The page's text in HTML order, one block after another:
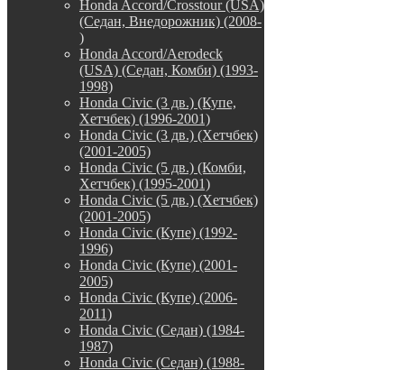
Honda Accord/Crosstour (USA)
(Седан, Внедорожник) (2008-
)
Honda Accord/Аerodeck
(USA) (Седан, Комби) (1993-
1998)
Honda Civic (3 дв.) (Купе,
Хетчбек) (1996-2001)
Honda Civic (3 дв.) (Хетчбек)
(2001-2005)
Honda Civic (5 дв.) (Комби,
Хетчбек) (1995-2001)
Honda Civic (5 дв.) (Хетчбек)
(2001-2005)
Honda Civic (Купе) (1992-
1996)
Honda Civic (Купе) (2001-
2005)
Honda Civic (Купе) (2006-
2011)
Honda Civic (Седан) (1984-
1987)
Honda Civic (Седан) (1988-